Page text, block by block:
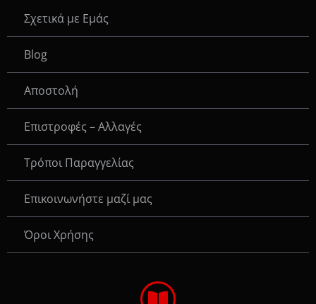
Σχετικά με Εμάς
Blog
Αποστολή
Επιστροφές – Αλλαγές
Τρόποι Παραγγελίας
Eπικοινωνήστε μαζί μας
Όροι Χρήσης